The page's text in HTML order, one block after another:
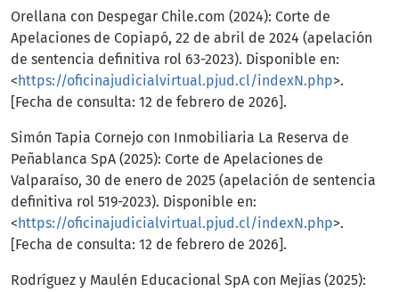
Orellana con Despegar Chile.com (2024): Corte de
Apelaciones de Copiapó, 22 de abril de 2024 (apelación
de sentencia definitiva rol 63-2023). Disponible en:
< https://oficinajudicialvirtual.pjud.cl/indexN.php>.
[Fecha de consulta: 12 de febrero de 2026].
Simón Tapia Cornejo con Inmobiliaria La Reserva de
Peñablanca SpA (2025): Corte de Apelaciones de
Valparaíso, 30 de enero de 2025 (apelación de sentencia
definitiva rol 519-2023). Disponible en:
< https://oficinajudicialvirtual.pjud.cl/indexN.php>.
[Fecha de consulta: 12 de febrero de 2026].
Rodríguez y Maulén Educacional SpA con Mejías (2025):